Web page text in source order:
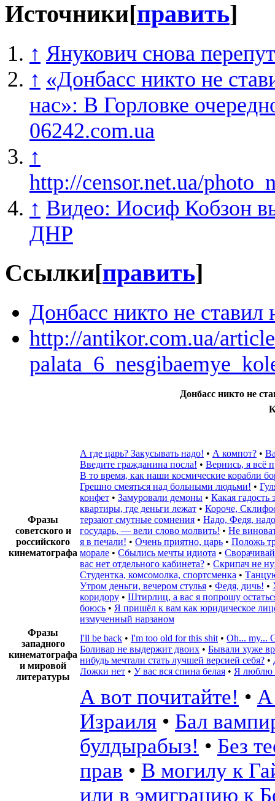
Источники[править]
↑ Янукович снова
↑ «Донбасс никто не
нас»: В Горловке
06242.com.ua
↑
http://censor.net.ua/
↑ Видео: Иосиф Кобзон
ДНР
Ссылки[править]
Донбасс никто не ставил
http://antikor.com.ua/
Донбасс никто не
Фразы
советского и
российского
кинематографа
А где царь? Закусывать надо! • А компот? •
Введите гражданина посла!‎ • Вернись, я всё
В то время, как наши космические корабли
Грешно смеяться над больными людьми! •
конфет • Замуровали демоны • Какая гадость
квартиры, где деньги лежат • Короче,
терзают смутные сомнения • Надо, Федя, надо
государь, — вели слово молвить! • Не
я в печали! • Очень приятно, царь • Положь
морале • Сбылись мечты идиота •
вас нет отдельного кабинета? • Скрипач не
Студентка, комсомолка, спортсменка •
Утром деньги, вечером стулья • Федя, дичь! •
коридору • Штирлиц, а вас я попрошу
боюсь • Я пришёл к вам как юридическое
измученный нарзаном
Фразы
западного
кинематографа
и мировой
литературы
I'll be back • I'm too old for this shit • Oh... my...
Боливар не выдержит двоих • Бывали хуже
нибудь мечтали стать лучшей версией себя? •
Ложки нет • У вас вся спина белая • Я люблю
А вот почитайте! • А
Израиля • Бал
булдырабыз! • Без
прав • В могилу к
или в эмиграцию к